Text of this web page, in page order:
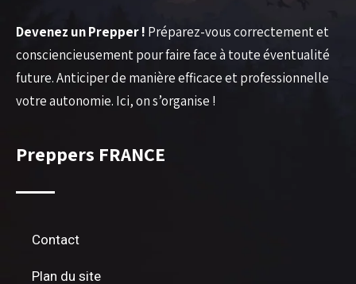
Devenez un Prepper ! Préparez-vous correctement et
consciencieusement pour faire face à toute éventualité
future. Anticiper de manière efficace et professionnelle
votre autonomie. Ici, on s’organise !
Preppers FRANCE
Contact
Plan du site